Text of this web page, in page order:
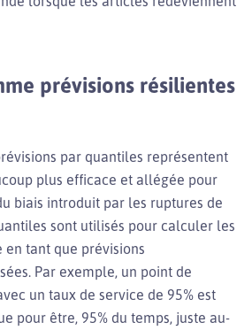
prévisions résilientes
par quantiles représentent
plus efficace et allégée pour
biais introduit par les ruptures de
sont utilisés pour calculer les
tant que prévisions
Par exemple, un point de
un taux de service de 95% est
pour être, 95% du temps, juste au-